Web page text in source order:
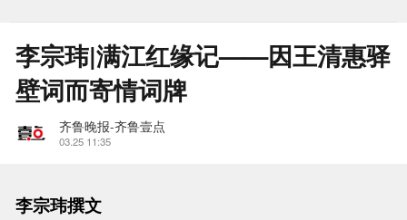
李宗玮|满江红缘记——因王清惠驿
壁词而寄情词牌
齐鲁晚报-齐鲁壹点
03.25 11:35
李宗玮撰文